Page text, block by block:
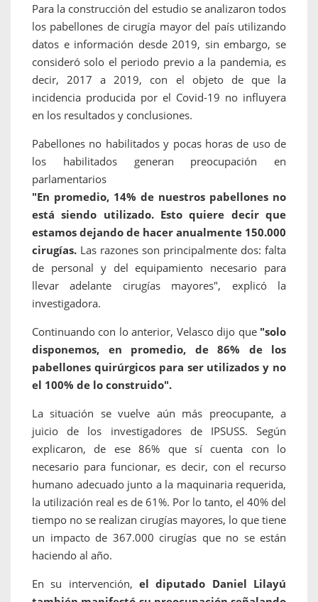
Para la construcción del estudio se analizaron todos
los pabellones de cirugía mayor del país utilizando
datos e información desde 2019, sin embargo, se
consideró solo el periodo previo a la pandemia, es
decir, 2017 a 2019, con el objeto de que la
incidencia producida por el Covid-19 no influyera
en los resultados y conclusiones.
Pabellones no habilitados y pocas horas de uso de
los habilitados generan preocupación en
parlamentarios
"En promedio, 14% de nuestros pabellones no
está siendo utilizado. Esto quiere decir que
estamos dejando de hacer anualmente 150.000
cirugías. Las razones son principalmente dos: falta
de personal y del equipamiento necesario para
llevar adelante cirugías mayores", explicó la
investigadora.
Continuando con lo anterior, Velasco dijo que "solo
disponemos, en promedio, de 86% de los
pabellones quirúrgicos para ser utilizados y no
el 100% de lo construido".
La situación se vuelve aún más preocupante, a
juicio de los investigadores de IPSUSS. Según
explicaron, de ese 86% que sí cuenta con lo
necesario para funcionar, es decir, con el recurso
humano adecuado junto a la maquinaria requerida,
la utilización real es de 61%. Por lo tanto, el 40% del
tiempo no se realizan cirugías mayores, lo que tiene
un impacto de 367.000 cirugías que no se están
haciendo al año.
En su intervención, el diputado Daniel Lilayú